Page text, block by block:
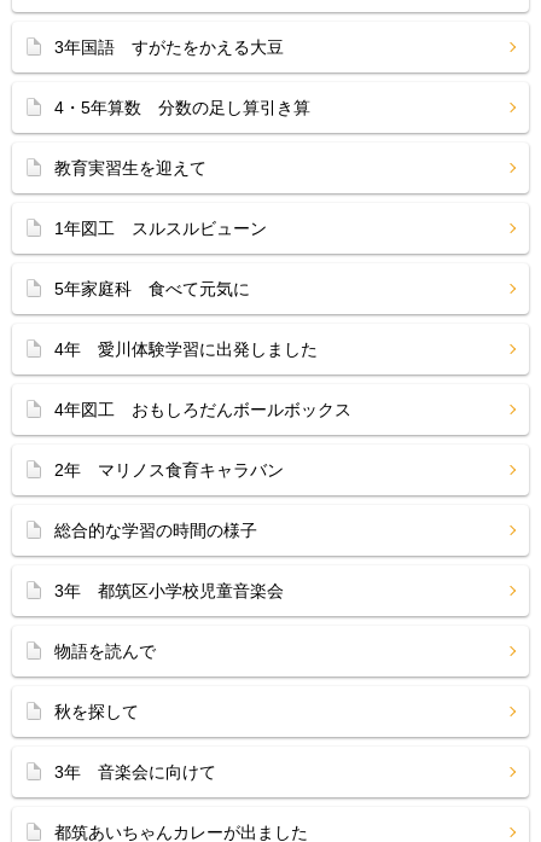
3年国語 すがたをかえる大豆
4・5年算数 分数の足し算引き算
教育実習生を迎えて
1年図工 スルスルビューン
5年家庭科 食べて元気に
4年 愛川体験学習に出発しました
4年図工 おもしろだんボールボックス
2年 マリノス食育キャラバン
総合的な学習の時間の様子
3年 都筑区小学校児童音楽会
物語を読んで
秋を探して
3年 音楽会に向けて
都筑あいちゃんカレーが出ました